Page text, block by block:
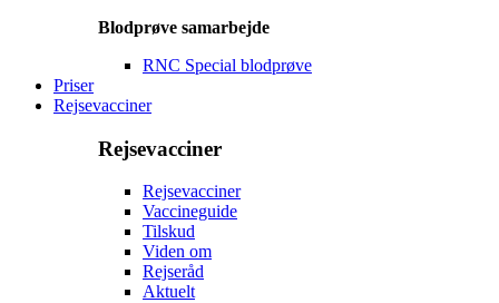
Blodprøve samarbejde
RNC Special blodprøve
Priser
Rejsevacciner
Rejsevacciner
Rejsevacciner
Vaccineguide
Tilskud
Viden om
Rejseråd
Aktuelt